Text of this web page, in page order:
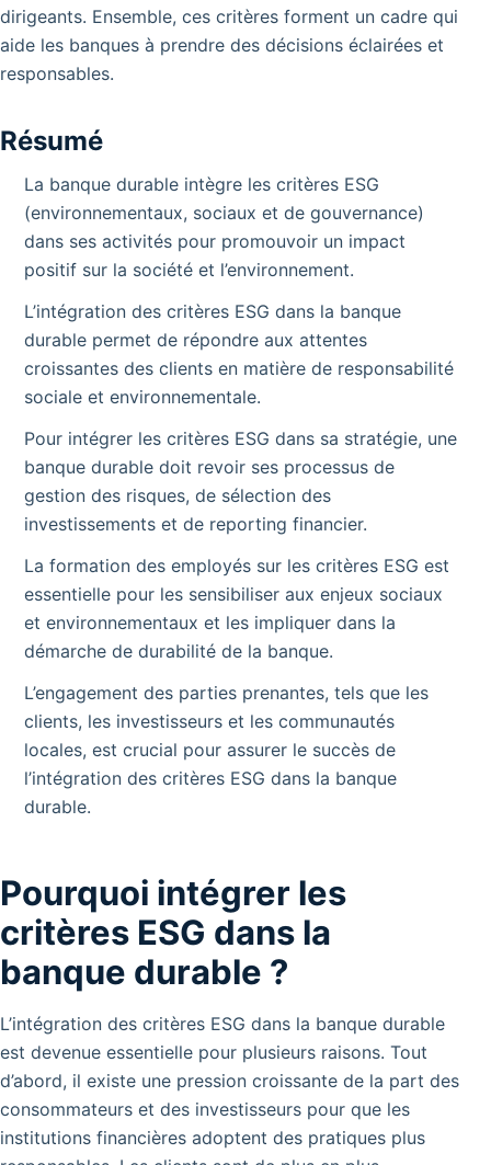
dirigeants. Ensemble, ces critères forment un cadre qui
aide les banques à prendre des décisions éclairées et
responsables.
Résumé
La banque durable intègre les critères ESG
(environnementaux, sociaux et de gouvernance)
dans ses activités pour promouvoir un impact
positif sur la société et l’environnement.
L’intégration des critères ESG dans la banque
durable permet de répondre aux attentes
croissantes des clients en matière de responsabilité
sociale et environnementale.
Pour intégrer les critères ESG dans sa stratégie, une
banque durable doit revoir ses processus de
gestion des risques, de sélection des
investissements et de reporting financier.
La formation des employés sur les critères ESG est
essentielle pour les sensibiliser aux enjeux sociaux
et environnementaux et les impliquer dans la
démarche de durabilité de la banque.
L’engagement des parties prenantes, tels que les
clients, les investisseurs et les communautés
locales, est crucial pour assurer le succès de
l’intégration des critères ESG dans la banque
durable.
Pourquoi intégrer les
critères ESG dans la
banque durable ?
L’intégration des critères ESG dans la banque durable
est devenue essentielle pour plusieurs raisons. Tout
d’abord, il existe une pression croissante de la part des
consommateurs et des investisseurs pour que les
institutions financières adoptent des pratiques plus